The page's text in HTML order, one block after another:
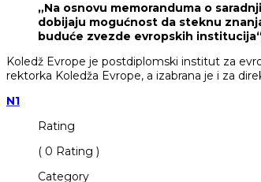
„Na osnovu memoranduma o
dobijaju mogućnost da steknu
buduće zvezde evropskih
Koledž Evrope je postdiplomski institut za
rektorka Koledža Evrope, a izabrana je i za
N1
Rating
( 0 Rating )
Category